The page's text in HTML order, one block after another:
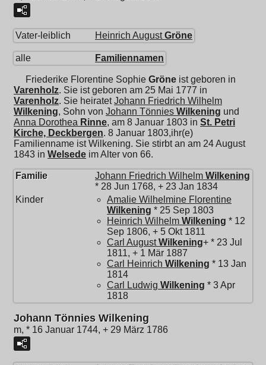
Vater-leiblich Heinrich August Gröne
alle Familiennamen
Friederike Florentine Sophie Gröne ist geboren in
Varenholz. Sie ist geboren am 25 Mai 1777 in
Varenholz. Sie heiratetJohann Friedrich Wilhelm
Wilkening, Sohn von Johann Tönnies Wilkening und
Anna Dorothea Rinne, am 8 Januar 1803 in St. Petri
Kirche, Deckbergen. 8 Januar 1803,ihr(e)
Familienname ist Wilkening. Sie stirbt an am 24 August
1843 in Welsede im Alter von 66.
Familie Johann Friedrich Wilhelm Wilkening
* 28 Jun 1768, + 23 Jan 1834
Kinder
Amalie Wilhelmine Florentine
Wilkening * 25 Sep 1803
Heinrich Wilhelm Wilkening * 12
Sep 1806, + 5 Okt 1811
Carl August Wilkening+ * 23 Jul
1811, + 1 Mär 1887
Carl Heinrich Wilkening * 13 Jan
1814
Carl Ludwig Wilkening * 3 Apr
1818
Johann Tönnies Wilkening
m, * 16 Januar 1744, + 29 März 1786